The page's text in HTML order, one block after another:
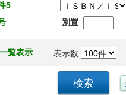
5
別置
覧表示 表示数